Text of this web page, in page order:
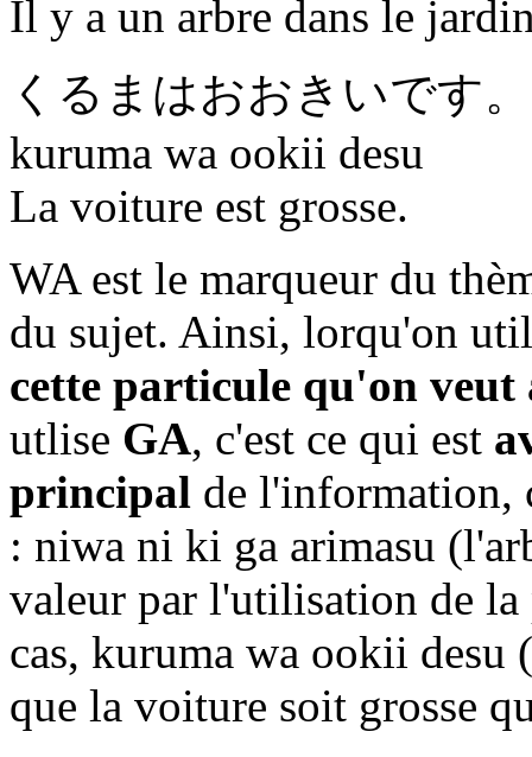
Il y a un arbre dans le
くるま はおおきいです。
kuruma wa ookii desu
La voiture est grosse.
WA est le marqueur du
du sujet. Ainsi, lorqu'on
cette particule qu'on veut
utlise GA, c'est ce qui est
principal de l'information,
: niwa ni ki ga arimasu
valeur par l'utilisation de
cas, kuruma wa ookii desu
que la voiture soit grosse